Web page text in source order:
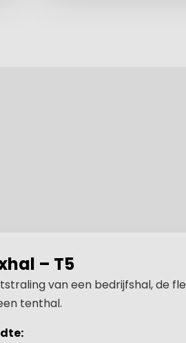
– T5
van een bedrijfshal, de
tenthal.